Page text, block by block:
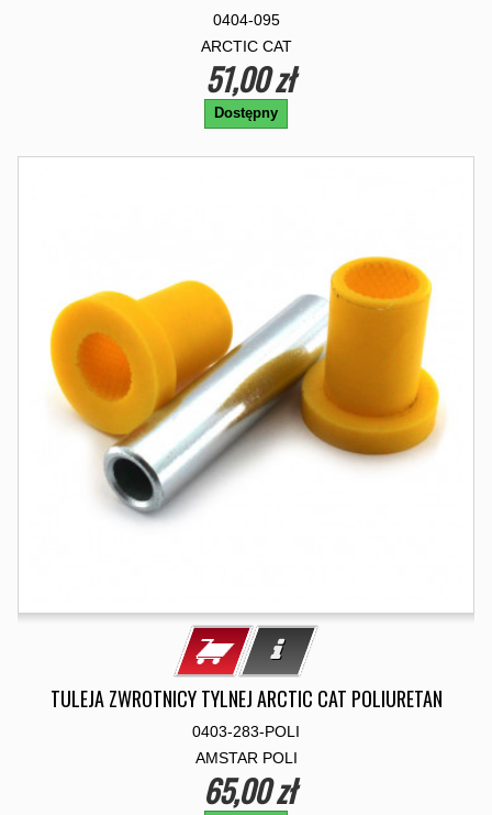
0404-095
ARCTIC CAT
51,00 zł
Dostępny
TULEJA ZWROTNICY TYLNEJ ARCTIC CAT POLIURETAN
0403-283-POLI
AMSTAR POLI
65,00 zł